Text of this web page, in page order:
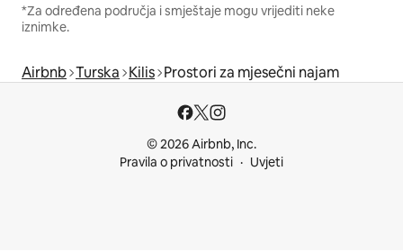
*Za određena područja i smještaje mogu vrijediti neke
iznimke.
Airbnb Turska Kilis Prostori za mjesečni najam
© 2026 Airbnb, Inc.
Pravila o privatnosti
Uvjeti